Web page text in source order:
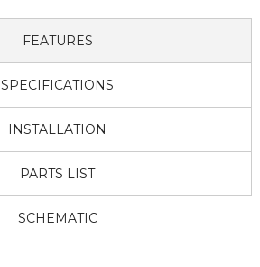
FEATURES
SPECIFICATIONS
INSTALLATION
PARTS LIST
SCHEMATIC